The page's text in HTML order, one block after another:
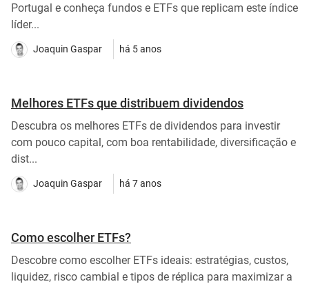
Portugal e conheça fundos e ETFs que replicam este índice
líder...
Joaquin Gaspar há 5 anos
Melhores ETFs que distribuem dividendos
Descubra os melhores ETFs de dividendos para investir
com pouco capital, com boa rentabilidade, diversificação e
dist...
Joaquin Gaspar há 7 anos
Como escolher ETFs?
Descobre como escolher ETFs ideais: estratégias, custos,
liquidez, risco cambial e tipos de réplica para maximizar a